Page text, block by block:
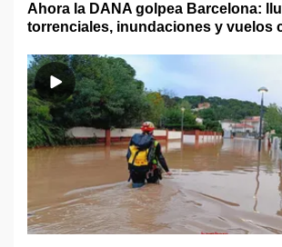
Ahora la DANA golpea Barcelona:
torrenciales, inundaciones y vuelos